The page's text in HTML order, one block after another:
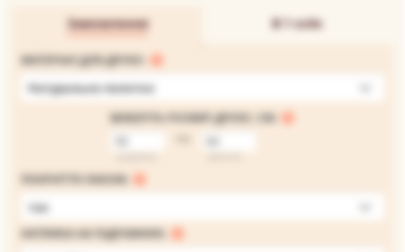
Замовлення В 1 клік
МАТЕРІАЛ ДЛЯ ДРУКУ:
Натуральне полотно
ВИБЕРІТЬ РОЗМІР ДРУКУ, СМ:
ПОКРИТТЯ ЛАКОМ:
так
НАТЯЖКА НА ПІДРАМНИК: